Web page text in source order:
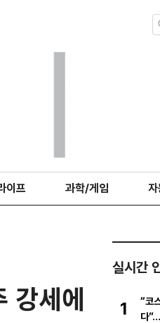
이프 과학/게임
강세에
실시간
1
“코
다